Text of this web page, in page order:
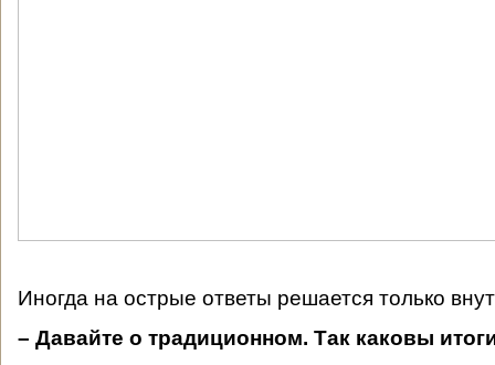
Иногда на острые ответы решается только
– Давайте о традиционном. Так каковы